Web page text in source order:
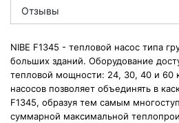
Отзывы
NIBE F1345 - тепловой насос типа
больших зданий. Оборудование
тепловой мощности: 24, 30, 40 и 60
насосов позволяет объединять в
F1345, образуя тем самым
суммарной максимальной